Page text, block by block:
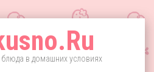
блюда в домашних условиях